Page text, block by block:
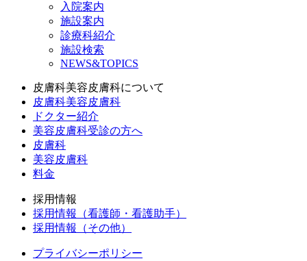
入院案内
施設案内
診療科紹介
施設検索
NEWS&TOPICS
皮膚科美容皮膚科について
皮膚科美容皮膚科
ドクター紹介
美容皮膚科受診の方へ
皮膚科
美容皮膚科
料金
採用情報
採用情報（看護師・看護助手）
採用情報（その他）
プライバシーポリシー